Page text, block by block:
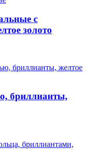
с
золото
бриллианты,